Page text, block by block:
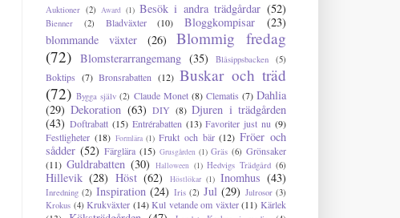
Auktioner (2) Award (1) Besök i andra trädgårdar (52)
Bienner (2) Bladväxter (10) Bloggkompisar
(23)
blommande växter
(26)
Blommig fredag
(72) Blomsterarrangemang (35) Blåsippsbacken (5)
Boktips (7) Bronsrabatten (12) Buskar och träd
(72) Bygga själv (2) Claude Monet (8) Clematis (7) Dahlia
(29) Dekoration (63) DIY (8) Djuren i trädgården
(43) Doftrabatt (15) Entrérabatten (13) Favoriter just nu (9)
Festligheter (18) Formlära (1) Frukt och bär (12) Fröer och
sådder (52) Färglära (15) Grusgården (1) Gräs (6) Grönsaker
(11) Guldrabatten (30) Halloween (1) Hedvigs Trädgård (6)
Hillevik (28) Höst (62) Höstlökar (1) Inomhus (43)
Inredning (2) Inspiration (24) Iris (2) Jul (29) Julrosor (3)
Krokus (4) Krukväxter (14) Kul vetande om växter (11) Kärlek